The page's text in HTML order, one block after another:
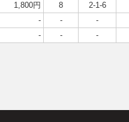
1,800円 8 2-1-6
- - -
- - -